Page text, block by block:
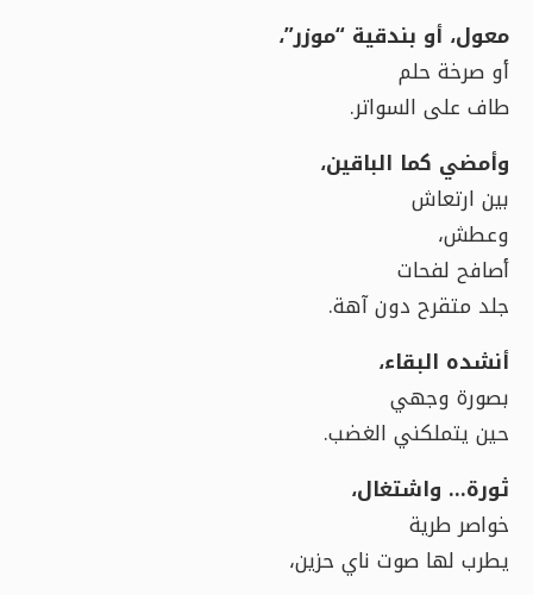
معول، أو بندقية “موزر”،
أو صرخة حلم
طاف على السواتر.
وأمضي كما الباقين،
بين ارتعاش
وعطش،
أصافح لفحات
جلد متقرح دون آهة.
أنشده البقاء،
بصورة وجهي
حين يتملكني الغضب.
ثورة… واشتغال،
خواصر طرية
يطرب لها صوت ناي حزين،